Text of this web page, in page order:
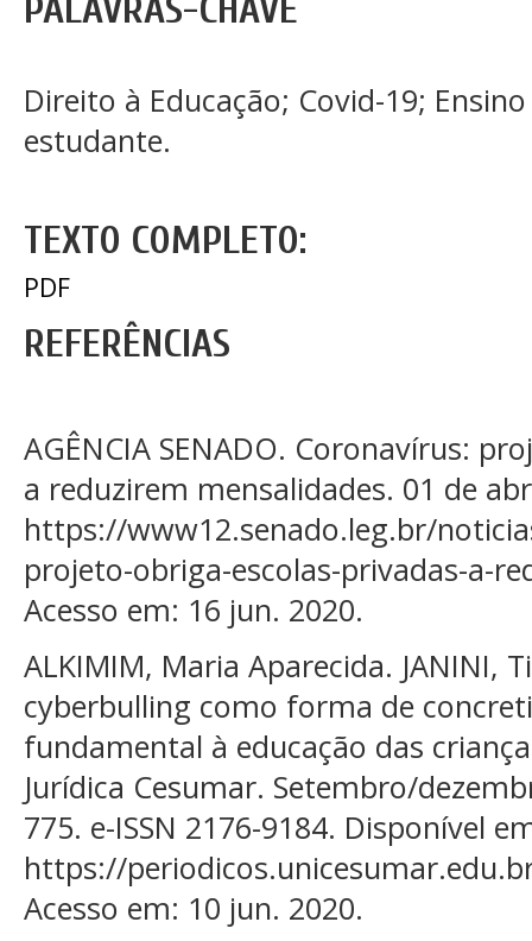
PALAVRAS-CHAVE
Direito à Educação; Covid-19;
estudante.
TEXTO COMPLETO:
PDF
REFERÊNCIAS
AGÊNCIA SENADO. Coronavírus:
a reduzirem mensalidades. 01 de
https://www12.senado.leg.br/
projeto-obriga-escolas-privadas-a-
Acesso em: 16 jun. 2020.
ALKIMIM, Maria Aparecida. JANINI,
cyberbulling como forma de
fundamental à educação das
Jurídica Cesumar. Setembro/
775. e-ISSN 2176-9184. Disponível
https://
Acesso em: 10 jun. 2020.